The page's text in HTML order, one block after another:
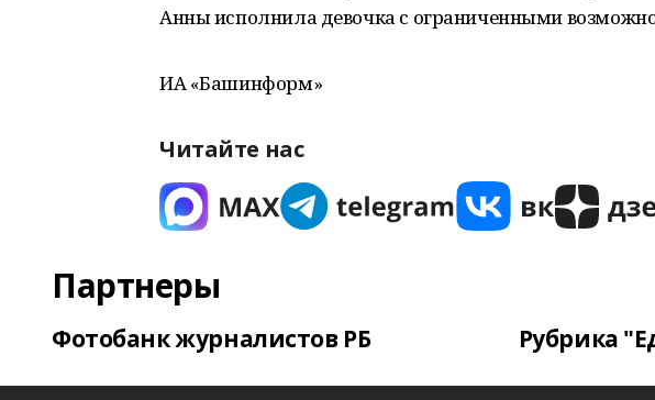
Анны исполнила девочка с ограниченными
ИА «Башинформ»
Читайте нас
Партнеры
Фотобанк журналистов РБ Рубрика